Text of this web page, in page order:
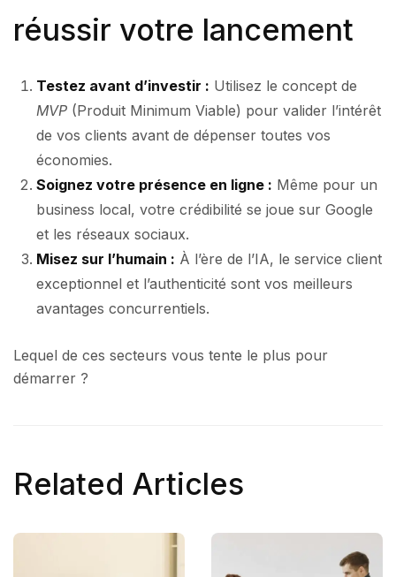
réussir votre lancement
Testez avant d’investir : Utilisez le concept de
MVP (Produit Minimum Viable) pour valider l’intérêt
de vos clients avant de dépenser toutes vos
économies.
Soignez votre présence en ligne : Même pour un
business local, votre crédibilité se joue sur Google
et les réseaux sociaux.
Misez sur l’humain : À l’ère de l’IA, le service client
exceptionnel et l’authenticité sont vos meilleurs
avantages concurrentiels.
Lequel de ces secteurs vous tente le plus pour
démarrer ?
Related Articles